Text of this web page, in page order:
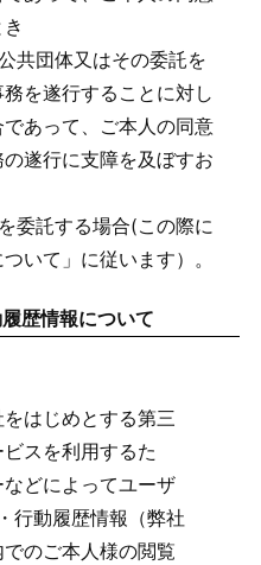
共団体又はその委託を
を遂行することに対し
あって、ご本人の同意
遂行に支障を及ぼすお
委託する場合(この際に
いて」に従います）。
歴情報について
はじめとする第三
スを利用するた
どによってユーザ
行動履歴情報（弊社
のご本人様の閲覧